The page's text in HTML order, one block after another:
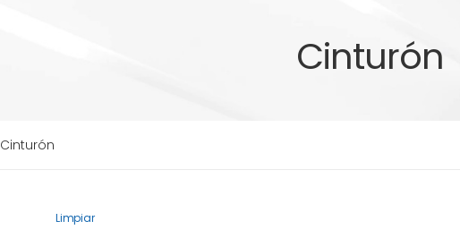
Cinturón
Cinturón
Limpiar